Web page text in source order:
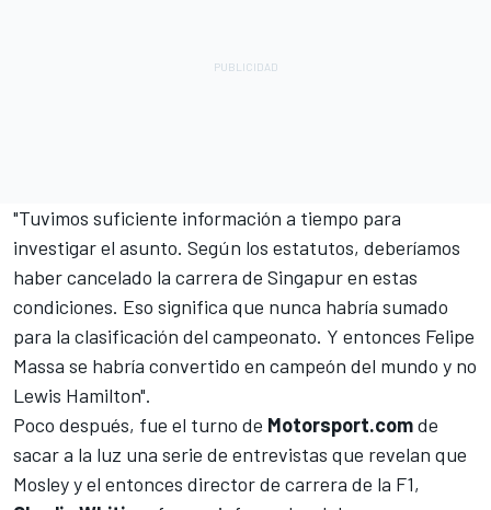
"Tuvimos suficiente información a tiempo para
investigar el asunto. Según los estatutos, deberíamos
haber cancelado la carrera de Singapur en estas
condiciones. Eso significa que nunca habría sumado
para la clasificación del campeonato. Y entonces Felipe
Massa se habría convertido en campeón del mundo y no
Lewis Hamilton".
Poco después, fue el turno de Motorsport.comde
sacar a la luz una serie de entrevistas que revelan que
Mosley y el entonces director de carrera de la F1,